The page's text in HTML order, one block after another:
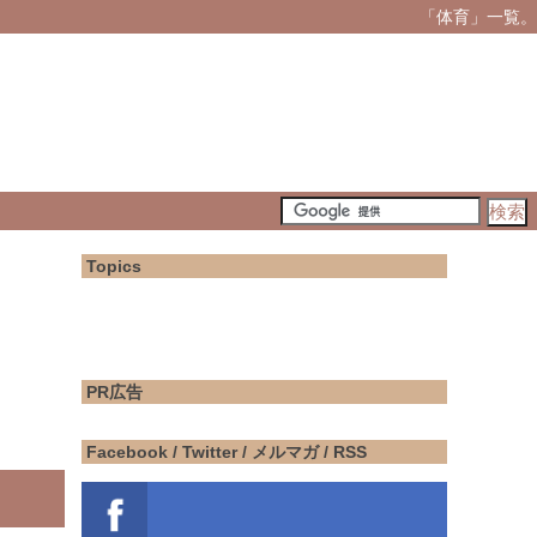
「体育」一覧。
Topics
PR広告
Facebook / Twitter / メルマガ / RSS